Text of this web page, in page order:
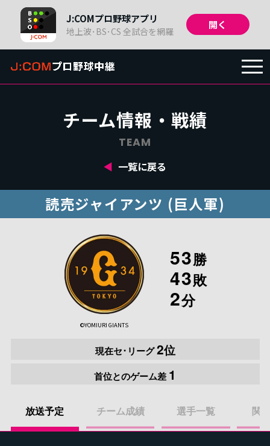
J:COMプロ野球アプリ
地上波･BS･CS 全試合を網羅
開く
TOP
放送予定 /日程・結果
戦績
順位・成績
関連番組
ニュース
コラム
イベント
プレゼント
チーム情報・戦績
TEAM
一覧に戻る
読売ジャイアンツ (巨人軍)
©YOMIURI GIANTS
53勝
43敗
2分
現在セ･リーグ2位
首位とのゲーム差 1
放送予定 チーム成績 選手一覧 関